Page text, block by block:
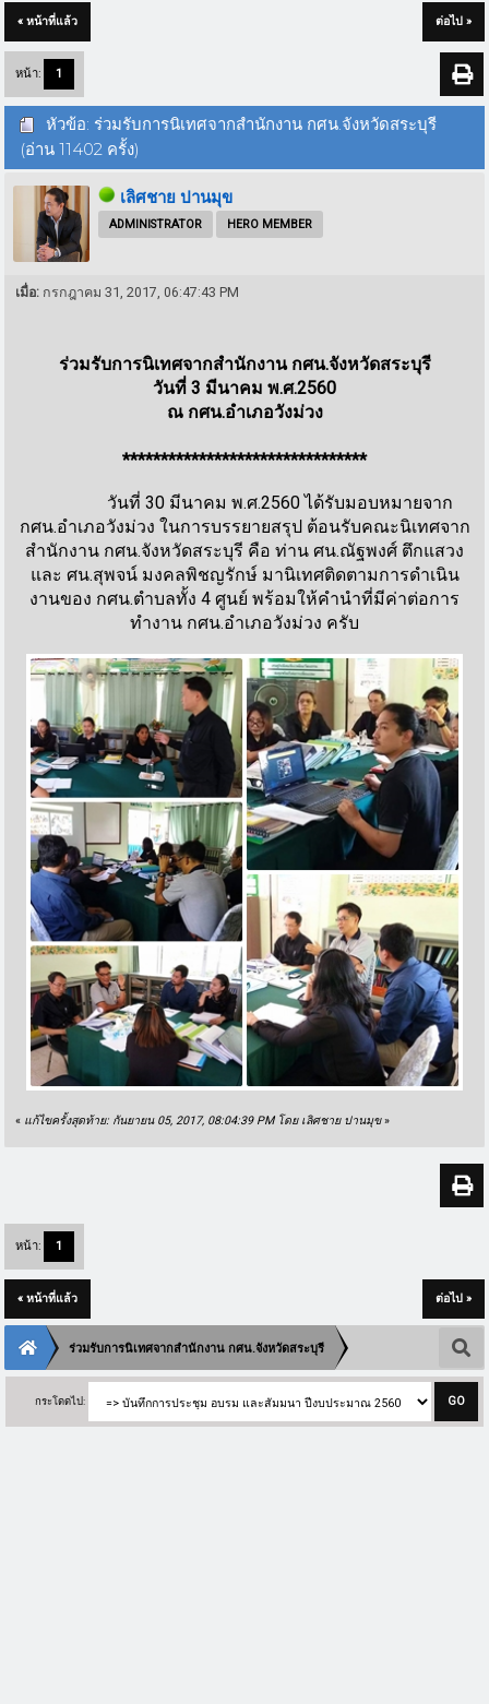
« หน้าที่แล้ว ต่อไป »
หน้า: 1
หัวข้อ: ร่วมรับการนิเทศจากสำนักงาน กศน.จังหวัดสระบุรี
(อ่าน 11402 ครั้ง)
เลิศชาย ปานมุข
ADMINISTRATOR HERO MEMBER
เมื่อ: กรกฎาคม 31, 2017, 06:47:43 PM
ร่วมรับการนิเทศจากสำนักงาน กศน.จังหวัดสระบุรี
วันที่ 3 มีนาคม พ.ศ.2560
ณ กศน.อำเภอวังม่วง
********************************
วันที่ 30 มีนาคม พ.ศ.2560 ได้รับมอบหมายจาก
กศน.อำเภอวังม่วง ในการบรรยายสรุป ต้อนรับคณะนิเทศจาก
สำนักงาน กศน.จังหวัดสระบุรี คือ ท่าน ศน.ณัฐพงศ์ ตึกแสวง
และ ศน.สุพจน์ มงคลพิชญรักษ์ มานิเทศติดตามการดำเนิน
งานของ กศน.ตำบลทั้ง 4 ศูนย์ พร้อมให้คำนำที่มีค่าต่อการ
ทำงาน กศน.อำเภอวังม่วง ครับ
« แก้ไขครั้งสุดท้าย: กันยายน 05, 2017, 08:04:39 PM โดย เลิศชาย ปานมุข»
หน้า: 1
« หน้าที่แล้ว ต่อไป »
ร่วมรับการนิเทศจากสำนักงาน กศน.จังหวัดสระบุรี
กระโดดไป: